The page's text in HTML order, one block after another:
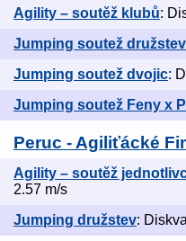
Agility – soutěž klubů:
Jumping soutež družstev
Jumping soutež dvojic:
Jumping soutež Feny x
Peruc - Agiliťácké
Agility – soutěž
2.57 m/s
Jumping družstev: